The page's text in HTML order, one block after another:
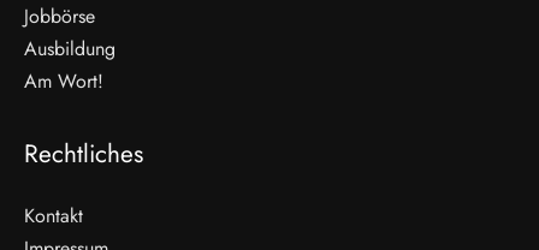
Jobbörse
Ausbildung
Am Wort!
Rechtliches
Kontakt